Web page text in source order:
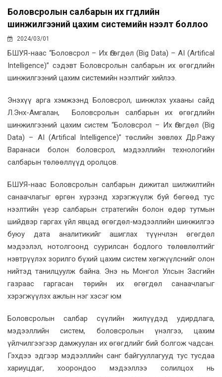
Боловсролын салбарын их өгөгдлийн
шинжилгээний цахим системийн нээлт боллоо
2024/03/01
БШУЯ-наас “Боловсрол – Их Өгөгдөл (Big Data) – AI (Artifical
Intelligence)” сэдэвт Боловсролын салбарын их өгөгдлийн
шинжилгээний цахим системийн нээлтийг хийлээ.
Энэхүү арга хэмжээнд Боловсрол, шинжлэх ухааны сайд
Л.Энх-Амгалан, Боловсролын салбарын их өгөгдлийн
шинжилгээний цахим систем “Боловсрол – Их Өгөгдөл (Big
Data) – AI (Artifical Intelligence)” төслийн зөвлөх Др.Ражу
Варанаси болон боловсрол, мэдээллийн технологийн
салбарын төлөөллүүд оролцов.
БШУЯ-наас Боловсролын салбарын дижитал шилжилтийн
санаачлагыг өргөн хүрээнд хэрэгжүүлж буй бөгөөд тус
нээлтийн үеэр салбарын стратегийн болон өдөр тутмын
шийдвэр гаргах үйл явцад өгөгдөл-мэдээллийн шинжилгээ
буюу дата аналитикийг ашиглах түүнчлэн өгөгдөл
мэдээлэл, нотолгоонд суурилсан бодлого төлөвлөлтийг
нэвтрүүлэх зорилго бүхий цахим систем хөгжүүлснийг олон
нийтэд танилцуулж байна. Энэ нь Монгол Улсын Засгийн
газраас гаргасан төрийн их өгөгдөл санаачлагыг
хэрэгжүүлэх ажлын нэг хэсэг юм
Боловсролын салбар сүүлийн жилүүдэд удирдлага,
мэдээллийн систем, боловсролын үнэлгээ, цахим
үйлчилгээгээр дамжуулан их өгөгдлийг бий болгож чадсан.
Гэхдээ эдгээр мэдээллийн санг байгууллагууд тус тусдаа
хариуцдаг, хоорондоо мэдээллээ солилцох нь